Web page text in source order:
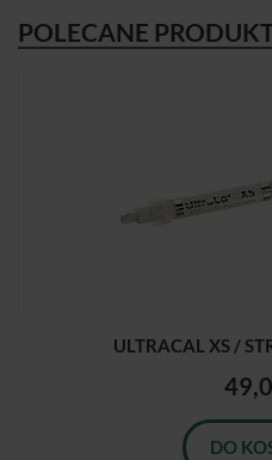
POLECANE
ULTRACAL XS /
DO